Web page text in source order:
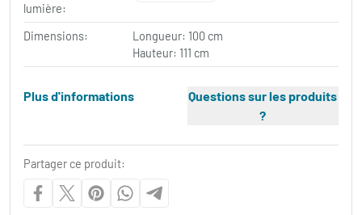
lumière:
Dimensions:
Longueur: 100 cm
Hauteur: 111 cm
Plus d'informations
Questions sur les produits
?
Partager ce produit: